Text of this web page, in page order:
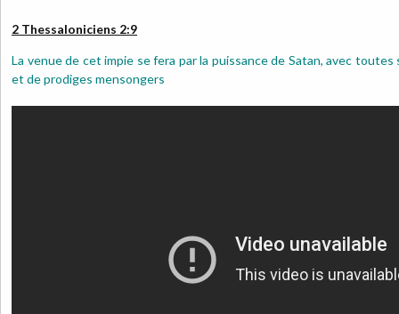
2 Thessaloniciens 2:9
La venue de cet impie se fera par la puissance de Satan, avec
et de prodiges mensongers